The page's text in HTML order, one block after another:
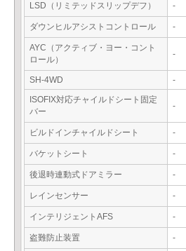
LSD（リミテッドスリップデフ） -
ダウンヒルアシストコントロール -
AYC（アクティブ・ヨー・コント
ロール）
-
SH-4WD
-
ISOFIX対応チャイルドシート固定
バー
-
ビルドインチャイルドシート -
バケットシート -
後退時連動式ドアミラー -
レインセンサー -
インテリジェントAFS -
盗難防止装置 -